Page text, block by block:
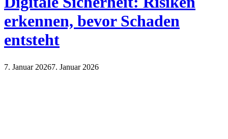
erkennen, bevor Schaden
entsteht
7. Januar 20267. Januar 2026